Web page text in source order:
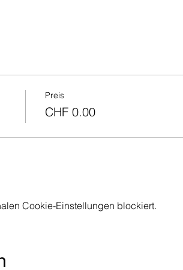
Preis
CHF 0.00
Cookie-Einstellungen blockiert.